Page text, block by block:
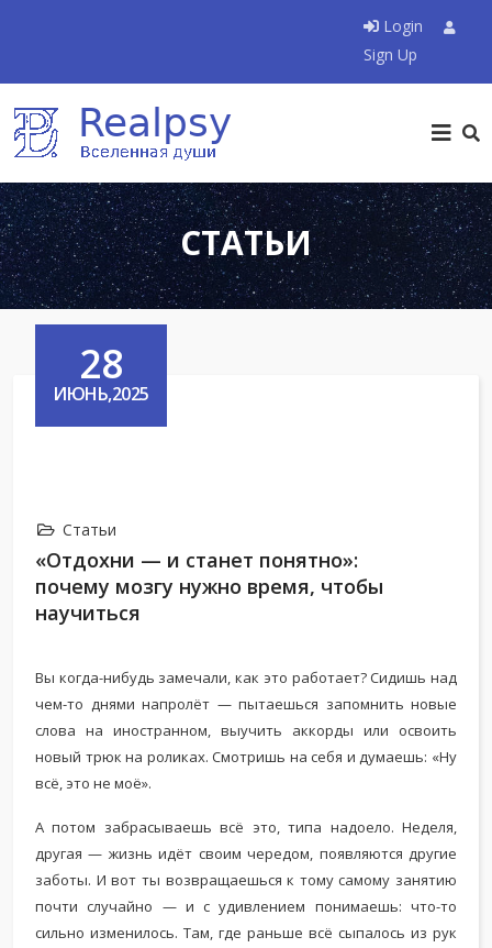
Login
Sign Up
СТАТЬИ
28
ИЮНЬ,2025
Статьи
«Отдохни — и станет понятно»:
почему мозгу нужно время, чтобы
научиться
Вы когда-нибудь замечали, как это работает? Сидишь над
чем-то днями напролёт — пытаешься запомнить новые
слова на иностранном, выучить аккорды или освоить
новый трюк на роликах. Смотришь на себя и думаешь: «Ну
всё, это не моё».
А потом забрасываешь всё это, типа надоело. Неделя,
другая — жизнь идёт своим чередом, появляются другие
заботы. И вот ты возвращаешься к тому самому занятию
почти случайно — и с удивлением понимаешь: что-то
сильно изменилось. Там, где раньше всё сыпалось из рук